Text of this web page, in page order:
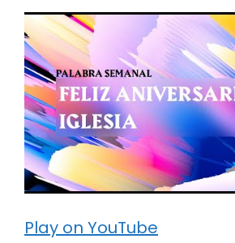
Play on YouTube